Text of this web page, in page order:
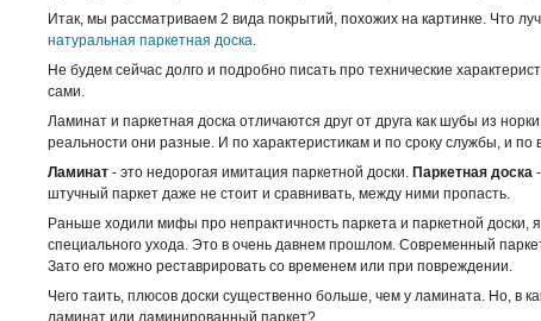
Итак, мы рассматриваем 2 вида покрытий, похожих на картинке. Что
натуральная паркетная доска.
Не будем сейчас долго и подробно писать про технические
сами.
Ламинат и паркетная доска отличаются друг от друга как шубы из
реальности они разные. И по характеристикам и по сроку службы, и по
Ламинат - это недорогая имитация паркетной доски. Паркетная доска
штучный паркет даже не стоит и сравнивать, между ними пропасть.
Раньше ходили мифы про непрактичность паркета и паркетной доски,
специального ухода. Это в очень давнем прошлом. Современный
Зато его можно реставрировать со временем или при повреждении.
Чего таить, плюсов доски существенно больше, чем у ламината. Но, в